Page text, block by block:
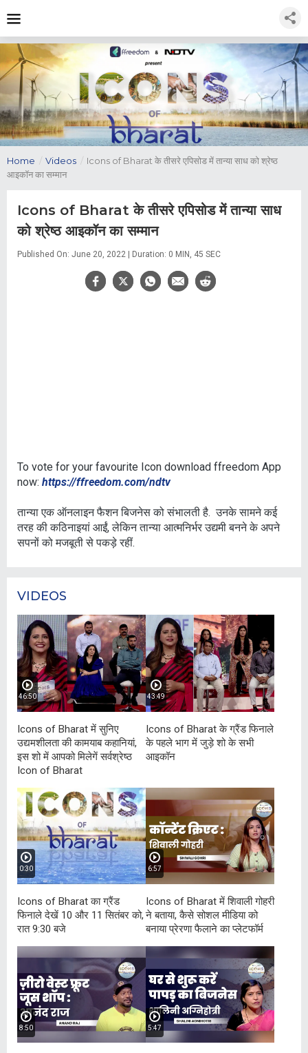
Home / Videos / Icons of Bharat के तीसरे एपिसोड में तान्या साध को श्रेष्ठ
आइकॉन का सम्‍मान
Icons of Bharat के तीसरे एपिसोड में तान्या साध
को श्रेष्ठ आइकॉन का सम्‍मान
Published On: June 20, 2022 | Duration: 0 MIN, 45 SEC
To vote for your favourite Icon download ffreedom App
now: https://ffreedom.com/ndtv
तान्या एक ऑनलाइन फैशन बिजनेस को संभालती है. उनके सामने कई
तरह की कठिनाइयां आईं, लेकिन तान्‍या आत्मनिर्भर उद्यमी बनने के अपने
सपनों को मजबूती से पकड़े रहीं.
VIDEOS
46:50
Icons of Bharat में सुनिए
उद्यमशीलता की कामयाब कहानियां,
इस शो में आपको मिलेगें सर्वश्रेष्ठ
Icon of Bharat
43:49
Icons of Bharat के ग्रैंड फिनाले
के पहले भाग में जुड़े शो के सभी
आइकॉन
0:30
Icons of Bharat का ग्रैंड
फिनाले देखें 10 और 11 सितंबर को,
रात 9:30 बजे
6:57
Icons of Bharat में शिवाली गोहरी
ने बताया, कैसे सोशल मीडिया को
बनाया प्रेरणा फैलाने का प्लेटफॉर्म
8:50 5:47